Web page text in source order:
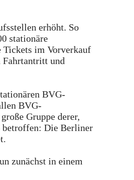
erhöht. So
stationäre
Tickets im Vorverkauf
und
BVG-
BVG-
Gruppe derer,
betroffen: Die Berliner
zunächst in einem